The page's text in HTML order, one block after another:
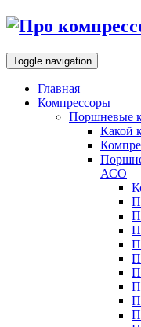
Toggle navigation
Главная
Компрессоры
Поршневые
Какой
АСО